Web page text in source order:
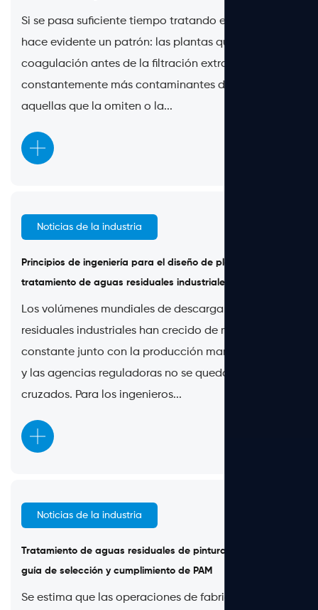
Si se pasa suficiente tiempo tratando el agua, se
hace evidente un patrón: las plantas que realizan la
coagulación antes de la filtración extraen
constantemente más contaminantes del agua que
aquellas que la omiten o la...
Noticias de la industria
Principios de ingeniería para el diseño de plantas de
tratamiento de aguas residuales industriales
Los volúmenes mundiales de descarga de aguas
residuales industriales han crecido de manera
constante junto con la producción manufacturera—
y las agencias reguladoras no se quedan de brazos
cruzados. Para los ingenieros...
Noticias de la industria
Tratamiento de aguas residuales de pintura: métodos,
guía de selección y cumplimiento de PAM
Se estima que las operaciones de fabricación y